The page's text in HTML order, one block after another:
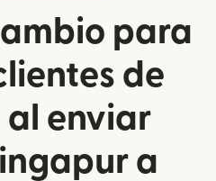
para
de
al enviar
a